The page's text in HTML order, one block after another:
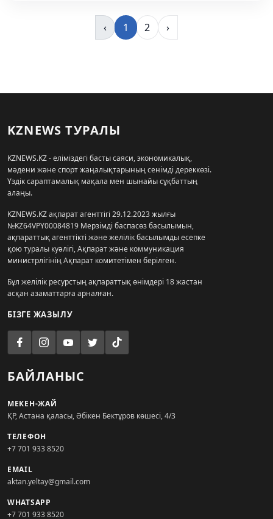
‹ 1 2 ›
KZNEWS ТУРАЛЫ
KZNEWS.KZ - еліміздегі басты саяси, экономикалық,
мәдени және спорт жаңалықтарының сенімді дереккөзі.
Үздік сараптамалық мақала мен шынайы сұқбаттың
алаңы.
KZNEWS.KZ ақпарат агенттігі 29.12.2023 жылғы
№KZ64VPY00084819 Мерзімді баспасөз басылымын,
ақпараттық агенттікті және желілік басылымды есепке
қою туралы куәлігі, Ақпарат және коммуникация
министрлігінің Ақпарат комитетімен берілген.
Бұл желілік ресурстың ақпараттық өнімдері 18 жастан
асқан азаматтарға арналған.
БІЗГЕ ЖАЗЫЛУ
БАЙЛАНЫС
МЕКЕН-ЖАЙ
ҚР, Астана қаласы, Әбікен Бектұров көшесі, 4/3
ТЕЛЕФОН
+7 701 933 8520
EMAIL
aktan.yeltay@gmail.com
WHATSAPP
+7 701 933 8520